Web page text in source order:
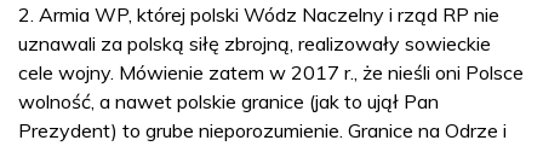
2. Armia WP, której polski Wódz Naczelny i rząd RP nie
uznawali za polską siłę zbrojną, realizowały sowieckie
cele wojny. Mówienie zatem w 2017 r., że nieśli oni Polsce
wolność, a nawet polskie granice (jak to ujął Pan
Prezydent) to grube nieporozumienie. Granice na Odrze i